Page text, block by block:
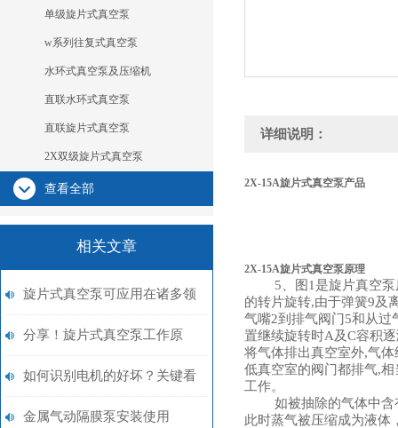
单级旋片式真空泵
w系列往复式真空泵
水环式真空泵及压缩机
直联水环式真空泵
直联旋片式真空泵
2X双级旋片式真空泵
查看全部
相关文章
旋片式真空泵可应用在诸多领
域中
分享！旋片式真空泵工作原
理、过程以及使用优点
如何识别电机的好坏？关键看
哪些参数？
金属气动隔膜泵安装使用
详细说明：
2X-15A旋片式真空泵产品
2X-15A旋片式真空泵原理
5、图1是旋片真空泵原
的转片旋转,由于弹簧9及
气嘴2到排气阀门5和从过
置继续旋转时A及C容积
将气体排出真空室外,气
低真空室的阀门都排气,
工作。
如被抽除的气体中
此时蒸气被压缩成为液体